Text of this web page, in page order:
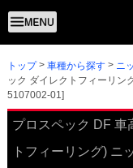
トップ 車種から探す ニ
ック ダイレクトフィーリン
5107002-01]
プロスペック DF 車
トフィーリング) ニ